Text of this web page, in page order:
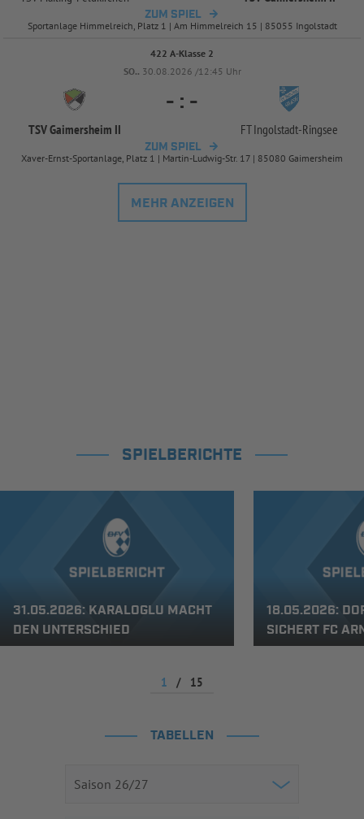
ZUM SPIEL
Sportanlage Himmelreich, Platz 1 | Am Himmelreich 15 | 85055 Ingolstadt
422 A-Klasse 2
SO.. 30.08.2026 /12:45 Uhr
TSV Gaimersheim II
- : -
FT Ingolstadt-Ringsee
ZUM SPIEL
Xaver-Ernst-Sportanlage, Platz 1 | Martin-Ludwig-Str. 17 | 85080 Gaimersheim
MEHR ANZEIGEN
SPIELBERICHTE
31.05.2026: KARALOGLU MACHT
DEN UNTERSCHIED
18.05.2026:
SICHERT FC
1 / 15
TABELLEN